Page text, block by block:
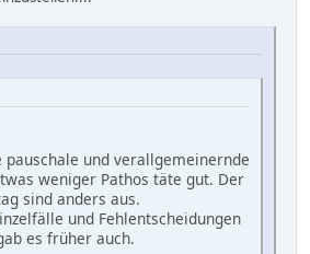
pauschale und verallgemeinernde
weniger Pathos täte gut. Der
sind anders aus.
und Fehlentscheidungen
es früher auch.